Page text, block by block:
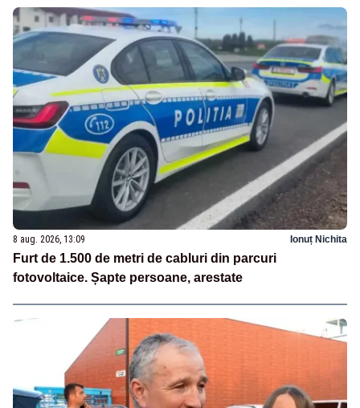
8 aug. 2026, 13:09 Ionuț Nichita
Furt de 1.500 de metri de cabluri din parcuri
fotovoltaice. Șapte persoane, arestate